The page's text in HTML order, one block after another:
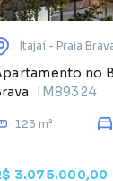
Itajaí - Praia
no
IM89324
123 m²
3.075.000,00